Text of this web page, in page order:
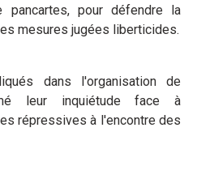
pour défendre la
mesures jugées liberticides.
dans l'organisation de
leur inquiétude face à
répressives à l'encontre des